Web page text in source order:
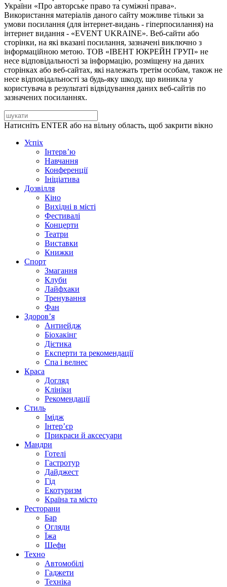
України «Про авторське право та суміжні права».
Використання матеріалів даного сайту можливе тільки за
умови посилання (для інтернет-видань - гіперпосилання) на
інтернет видання - «EVENT UKRAINE». Веб-сайти або
сторінки, на які вказані посилання, зазначені виключно з
інформаційною метою. ТОВ «ІВЕНТ ЮКРЕЙН ГРУП» не
несе відповідальності за інформацію, розміщену на даних
сторінках або веб-сайтах, які належать третім особам, також не
несе відповідальності за будь-яку шкоду, що виникла у
користувача в результаті відвідування даних веб-сайтів по
зазначених посиланнях.
Натисніть ENTER або на вільну область, щоб закрити вікно
Успіх
Інтерв’ю
Навчання
Конференції
Ініціатива
Дозвілля
Кіно
Вихідні в місті
Фестивалі
Концерти
Театри
Виставки
Книжки
Спорт
Змагання
Клуби
Лайфхаки
Тренування
Фан
Здоров’я
Антиейдж
Біохакінг
Дієтика
Експерти та рекомендації
Спа i велнес
Краса
Догляд
Клініки
Рекомендації
Стиль
Імідж
Інтер’єр
Прикраси й аксесуари
Мандри
Готелі
Гастротур
Дайджест
Гід
Екотуризм
Країна та місто
Ресторани
Бар
Огляди
Їжа
Шефи
Техно
Автомобілі
Гаджети
Техніка